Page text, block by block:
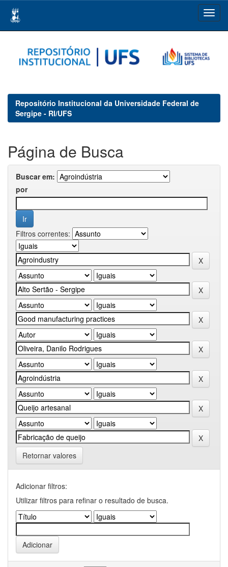
navigation
Repositório Institucional da Universidade Federal de
Sergipe - RI/UFS
Página de Busca
Buscar em:
por
Filtros correntes:
Retornar valores
Adicionar filtros:
Utilizar filtros para refinar o resultado de busca.